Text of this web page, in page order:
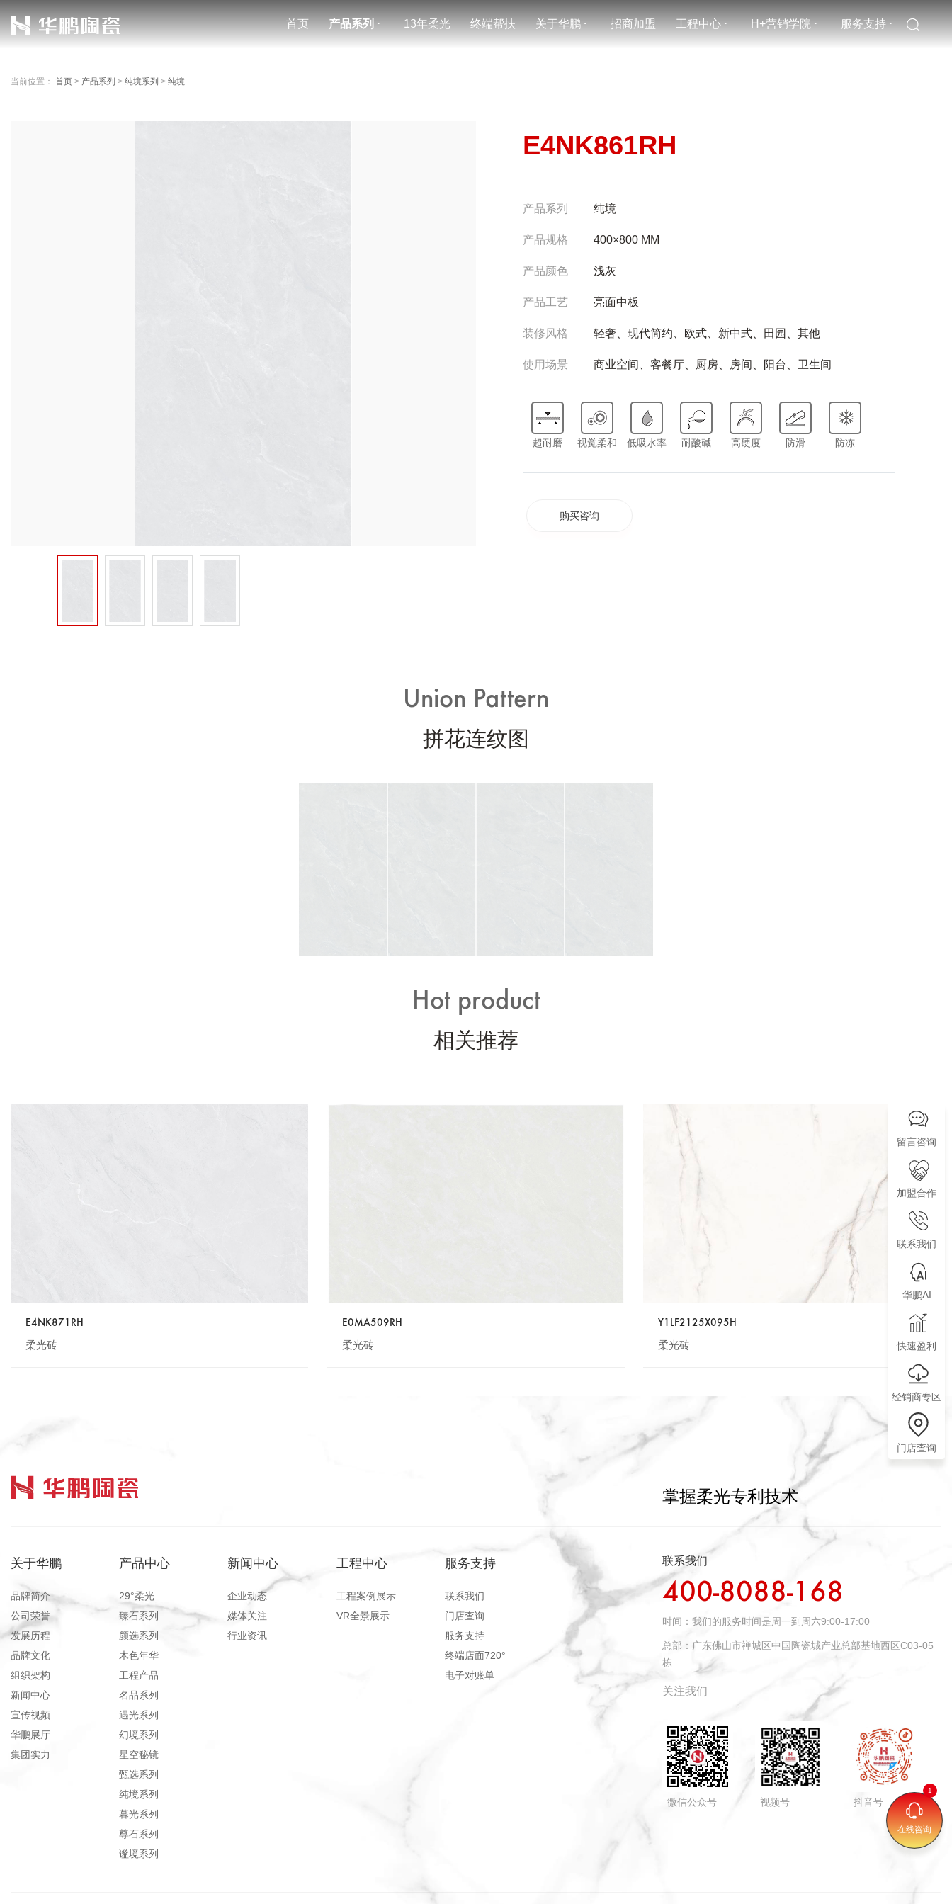
首页 产品系列 ˇ 13年柔光 终端帮扶 关于华鹏 ˇ 招商加盟 工程中心 ˇ H+营销学院 ˇ 服务支持 ˇ
当前位置： 首页 > 产品系列 > 纯境系列 > 纯境
E4NK861RH
产品系列 纯境
产品规格 400×800MM
产品颜色 浅灰
产品工艺 亮面中板
装修风格 轻奢、现代简约、欧式、新中式、田园、其他
使用场景 商业空间、客餐厅、厨房、房间、阳台、卫生间
超耐磨 视觉柔和 低吸水率 耐酸碱 高硬度 防滑 防冻
购买咨询
Union Pattern
拼花连纹图
Hot product
相关推荐
E4NK871RH
柔光砖
E0MA509RH
柔光砖
Y1LF2125X095H
柔光砖
掌握柔光专利技术
关于华鹏
品牌简介
公司荣誉
发展历程
品牌文化
组织架构
新闻中心
宣传视频
华鹏展厅
集团实力
产品中心
29°柔光
臻石系列
颜选系列
木色年华
工程产品
名品系列
遇光系列
幻境系列
星空秘镜
甄选系列
纯境系列
暮光系列
尊石系列
谧境系列
新闻中心
企业动态
媒体关注
行业资讯
工程中心
工程案例展示
VR全景展示
服务支持
联系我们
门店查询
服务支持
终端店面720°
电子对账单
联系我们
400-8088-168
时间： 我们的服务时间是周一到周六9:00-17:00
总部： 广东佛山市禅城区中国陶瓷城产业总部基地西区C03-05
栋
关注我们
微信公众号 视频号 抖音号
留言咨询
加盟合作
联系我们
华鹏AI
快速盈利
经销商专区
门店查询
在线咨询